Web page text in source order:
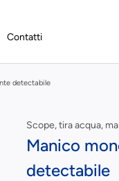
Contatti
detectabile
Scope, tira acqua,
Manico
detectabile